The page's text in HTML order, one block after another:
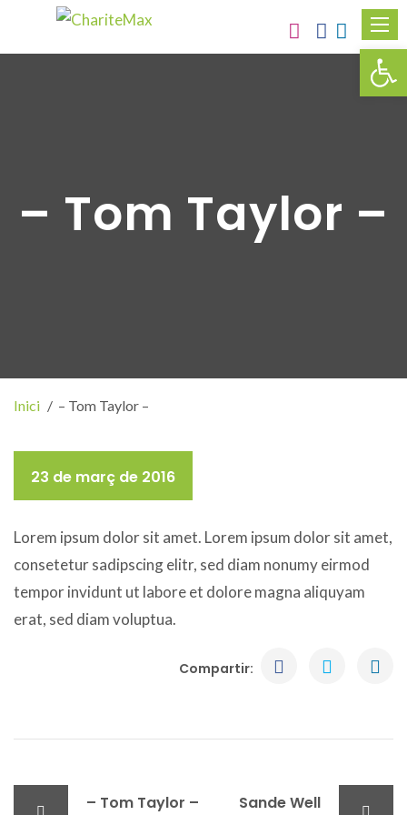
– Tom Taylor –
Inici – Tom Taylor –
23 de març de 2016
Lorem ipsum dolor sit amet. Lorem ipsum dolor sit amet,
consetetur sadipscing elitr, sed diam nonumy eirmod
tempor invidunt ut labore et dolore magna aliquyam
erat, sed diam voluptua.
Compartir:
– Tom Taylor – Sande Well